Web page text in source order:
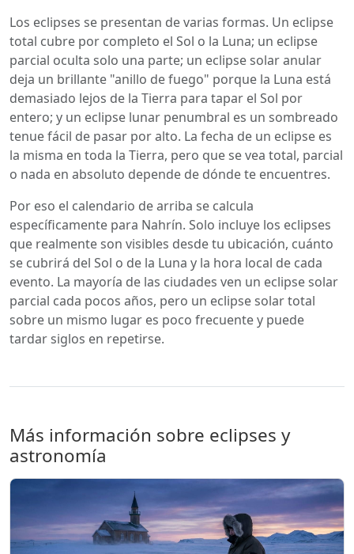
Los eclipses se presentan de varias formas. Un eclipse
total cubre por completo el Sol o la Luna; un eclipse
parcial oculta solo una parte; un eclipse solar anular
deja un brillante "anillo de fuego" porque la Luna está
demasiado lejos de la Tierra para tapar el Sol por
entero; y un eclipse lunar penumbral es un sombreado
tenue fácil de pasar por alto. La fecha de un eclipse es
la misma en toda la Tierra, pero que se vea total, parcial
o nada en absoluto depende de dónde te encuentres.
Por eso el calendario de arriba se calcula
específicamente para Nahrín. Solo incluye los eclipses
que realmente son visibles desde tu ubicación, cuánto
se cubrirá del Sol o de la Luna y la hora local de cada
evento. La mayoría de las ciudades ven un eclipse solar
parcial cada pocos años, pero un eclipse solar total
sobre un mismo lugar es poco frecuente y puede
tardar siglos en repetirse.
Más información sobre eclipses y
astronomía